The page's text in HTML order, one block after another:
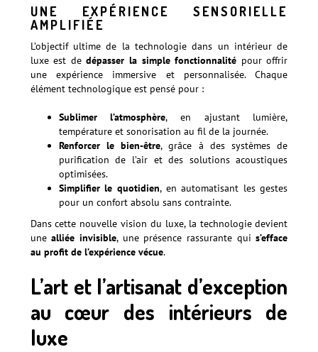
UNE EXPÉRIENCE SENSORIELLE
AMPLIFIÉE
L’objectif ultime de la technologie dans un intérieur de
luxe est dedépasser la simple fonctionnalité pour offrir
une expérience immersive et personnalisée. Chaque
élément technologique est pensé pour :
Sublimer l’atmosphère, en ajustant lumière,
température et sonorisation au fil de la journée.
Renforcer le bien-être, grâce à des systèmes de
purification de l’air et des solutions acoustiques
optimisées.
Simplifier le quotidien, en automatisant les gestes
pour un confort absolu sans contrainte.
Dans cette nouvelle vision du luxe, la technologie devient
unealliée invisible, une présence rassurante quis’efface
au profit de l’expérience vécue.
L’art et l’artisanat d’exception
au cœur des intérieurs de
luxe